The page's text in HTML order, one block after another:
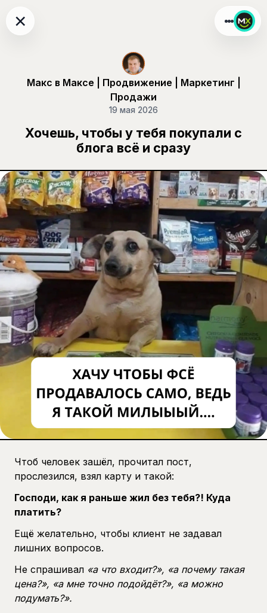
×
Макс в Максе | Продвижение | Маркетинг |
Продажи
19 мая 2026
Хочешь, чтобы у тебя покупали с
блога всё и сразу
Чтоб человек зашёл, прочитал пост,
прослезился, взял карту и такой:
Господи, как я раньше жил без тебя?! Куда
платить?
Ещё желательно, чтобы клиент не задавал
лишних вопросов.
Не спрашивал «а что входит?», «а почему такая
цена?», «а мне точно подойдёт?», «а можно
подумать?».